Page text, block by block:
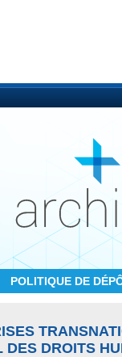
POLITIQUE DE
DES DROITS